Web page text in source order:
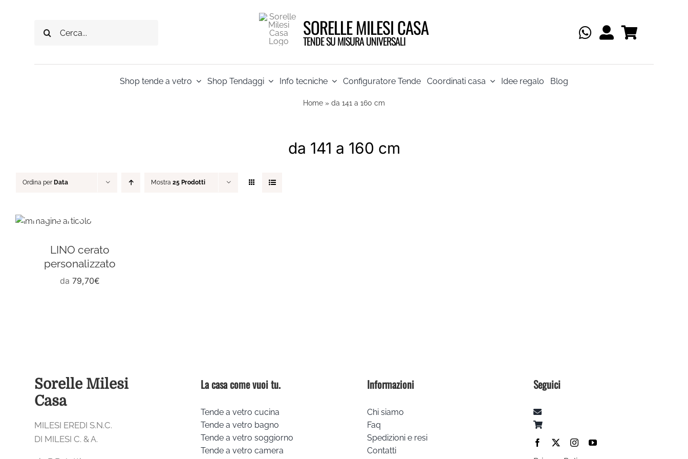
per:
SORELLE MILESI CASA
TENDE SU MISURA UNIVERSALI
Shop tende a vetro Shop Tendaggi Info tecniche Configuratore Tende Coordinati casa Idee regalo Blog
Home » da 141 a 160 cm
da 141 a 160 cm
Ordina per Data Mostra 25 Prodotti
LINO cerato
personalizzato
da79,70€
Sorelle Milesi
Casa
MILESI EREDI S.N.C.
DI MILESI C. & A.
La casa come vuoi tu.
Tende a vetro cucina
Tende a vetro bagno
Tende a vetro soggiorno
Tende a vetro camera
Informazioni
Chi siamo
Faq
Spedizioni e resi
Contatti
Seguici